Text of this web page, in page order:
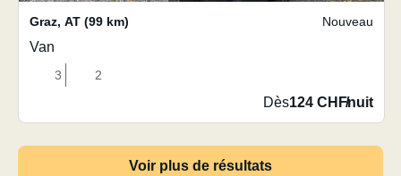
Graz, AT (99 km) Nouveau
Van
3 2
Dès124 CHF/nuit
Voir plus de résultats